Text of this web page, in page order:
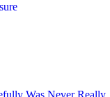
Was Never Really